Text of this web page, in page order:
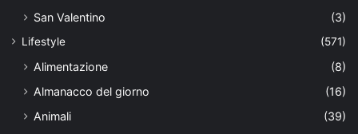
San Valentino
(3)
Lifestyle (571)
Alimentazione
(8)
Almanacco del giorno
(16)
Animali
(39)